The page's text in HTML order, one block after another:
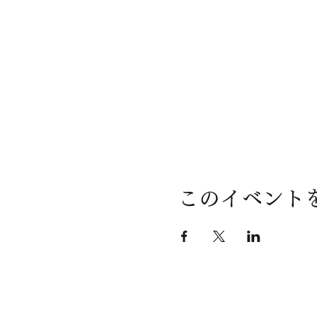
このイベント